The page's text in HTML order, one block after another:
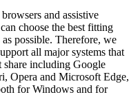
and assistive
choose the best fitting
possible. Therefore, we
all major systems that
share including Google
Opera and Microsoft Edge,
for Windows and for